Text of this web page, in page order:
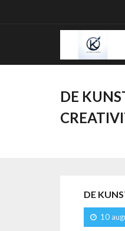
DE
DE
10